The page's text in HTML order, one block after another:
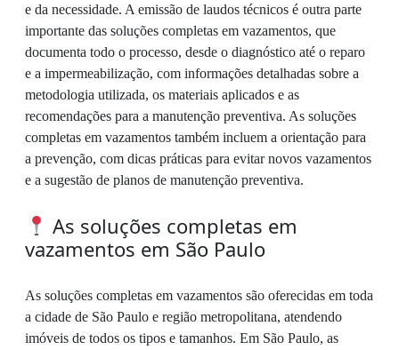
e da necessidade. A emissão de laudos técnicos é outra parte
importante das soluções completas em vazamentos, que
documenta todo o processo, desde o diagnóstico até o reparo
e a impermeabilização, com informações detalhadas sobre a
metodologia utilizada, os materiais aplicados e as
recomendações para a manutenção preventiva. As soluções
completas em vazamentos também incluem a orientação para
a prevenção, com dicas práticas para evitar novos vazamentos
e a sugestão de planos de manutenção preventiva.
As soluções completas em
vazamentos em São Paulo
As soluções completas em vazamentos são oferecidas em toda
a cidade de São Paulo e região metropolitana, atendendo
imóveis de todos os tipos e tamanhos. Em São Paulo, as